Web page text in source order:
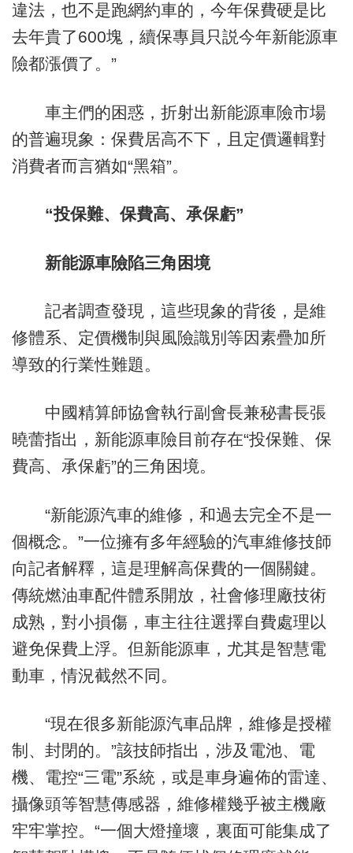
違法，也不是跑網約車的，今年保費硬是比
去年貴了600塊，續保專員只説今年新能源車
險都漲價了。”
車主們的困惑，折射出新能源車險市場
的普遍現象：保費居高不下，且定價邏輯對
消費者而言猶如“黑箱”。
“投保難、保費高、承保虧”
新能源車險陷三角困境
記者調查發現，這些現象的背後，是維
修體系、定價機制與風險識別等因素疊加所
導致的行業性難題。
中國精算師協會執行副會長兼秘書長張
曉蕾指出，新能源車險目前存在“投保難、保
費高、承保虧”的三角困境。
“新能源汽車的維修，和過去完全不是一
個概念。”一位擁有多年經驗的汽車維修技師
向記者解釋，這是理解高保費的一個關鍵。
傳統燃油車配件體系開放，社會修理廠技術
成熟，對小損傷，車主往往選擇自費處理以
避免保費上浮。但新能源車，尤其是智慧電
動車，情況截然不同。
“現在很多新能源汽車品牌，維修是授權
制、封閉的。”該技師指出，涉及電池、電
機、電控“三電”系統，或是車身遍佈的雷達、
攝像頭等智慧傳感器，維修權幾乎被主機廠
牢牢掌控。“一個大燈撞壞，裏面可能集成了